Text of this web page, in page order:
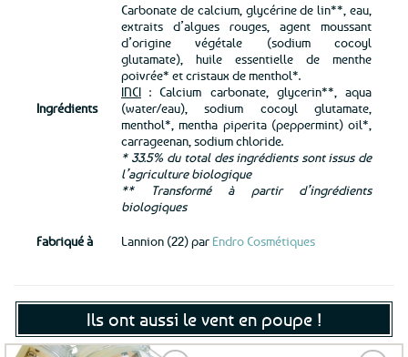
Ingrédients
Carbonate de calcium, glycérine de lin**, eau,
extraits d’algues rouges, agent moussant
d’origine végétale (sodium cocoyl
glutamate), huile essentielle de menthe
poivrée* et cristaux de menthol*.
INCI : Calcium carbonate, glycerin**, aqua
(water/eau), sodium cocoyl glutamate,
menthol*, mentha piperita (peppermint) oil*,
carrageenan, sodium chloride.
* 33.5% du total des ingrédients sont issus de
l’agriculture biologique
** Transformé à partir d’ingrédients
biologiques
Fabriqué à Lannion (22) par Endro Cosmétiques
Ils ont aussi le vent en poupe !